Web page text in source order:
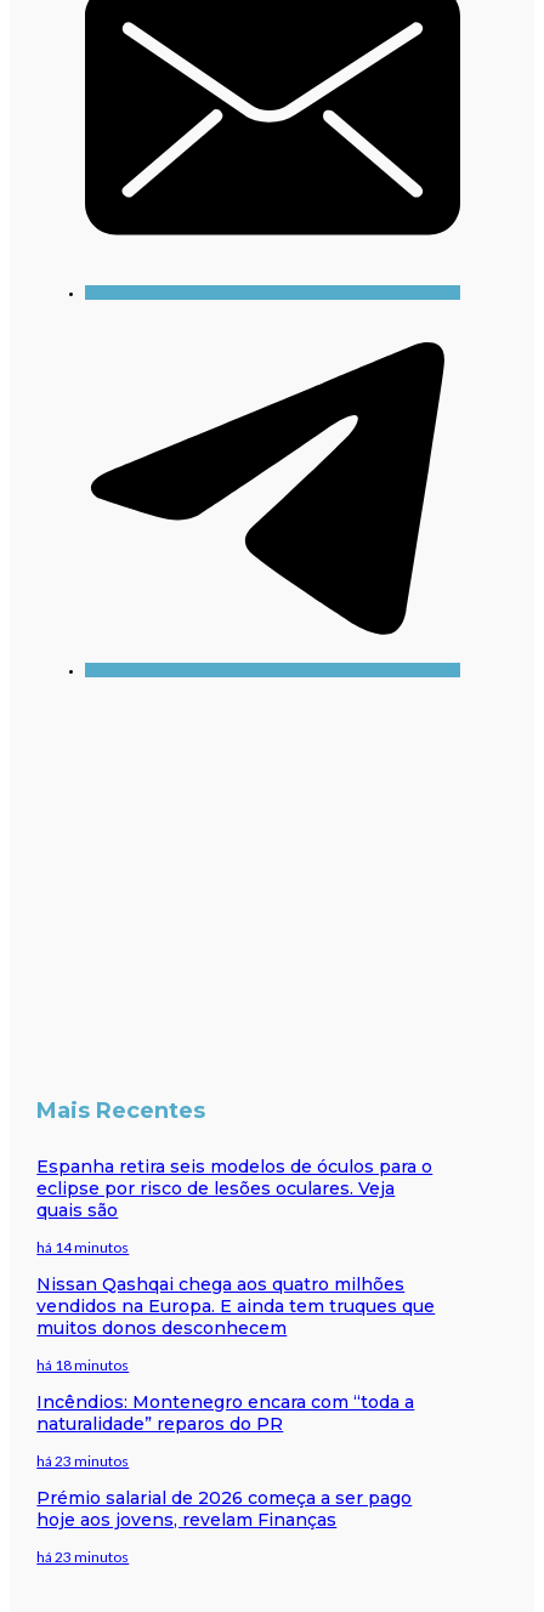
Mais Recentes
Espanha retira seis modelos de óculos para o
eclipse por risco de lesões oculares. Veja
quais são
há 14 minutos
Nissan Qashqai chega aos quatro milhões
vendidos na Europa. E ainda tem truques que
muitos donos desconhecem
há 18 minutos
Incêndios: Montenegro encara com “toda a
naturalidade” reparos do PR
há 23 minutos
Prémio salarial de 2026 começa a ser pago
hoje aos jovens, revelam Finanças
há 23 minutos